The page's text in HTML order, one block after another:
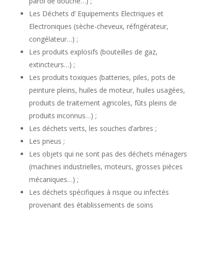
Les Déchets d’ Equipements Electriques et
Electroniques (sèche-cheveux, réfrigérateur,
congélateur…) ;
Les produits explosifs (bouteilles de gaz,
extincteurs…) ;
Les produits toxiques (batteries, piles, pots de
peinture pleins, huiles de moteur, huiles usagées,
produits de traitement agricoles, fûts pleins de
produits inconnus…) ;
Les déchets verts, les souches d’arbres ;
Les pneus ;
Les objets qui ne sont pas des déchets ménagers
(machines industrielles, moteurs, grosses pièces
mécaniques…) ;
Les déchets spécifiques à risque ou infectés
provenant des établissements de soins